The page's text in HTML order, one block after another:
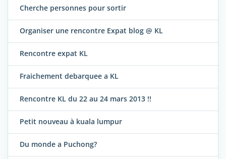
Cherche personnes pour sortir
Organiser une rencontre Expat blog @ KL
Rencontre expat KL
Fraichement debarquee a KL
Rencontre KL du 22 au 24 mars 2013 !!
Petit nouveau à kuala lumpur
Du monde a Puchong?